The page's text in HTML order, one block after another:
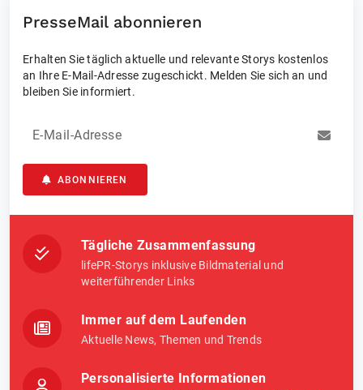
PresseMail abonnieren
Erhalten Sie täglich aktuelle und relevante Storys kostenlos
an Ihre E-Mail-Adresse zugeschickt. Melden Sie sich an und
bleiben Sie informiert.
E-Mail-Adresse
ABONNIEREN
Tägliche Zusammenfassung
lifePR-Storys inklusive Bildmaterial und
weiterführender Links
Immer auf dem Laufenden
Aktuelle News, Themen und Trends
Personalisierte Informationen